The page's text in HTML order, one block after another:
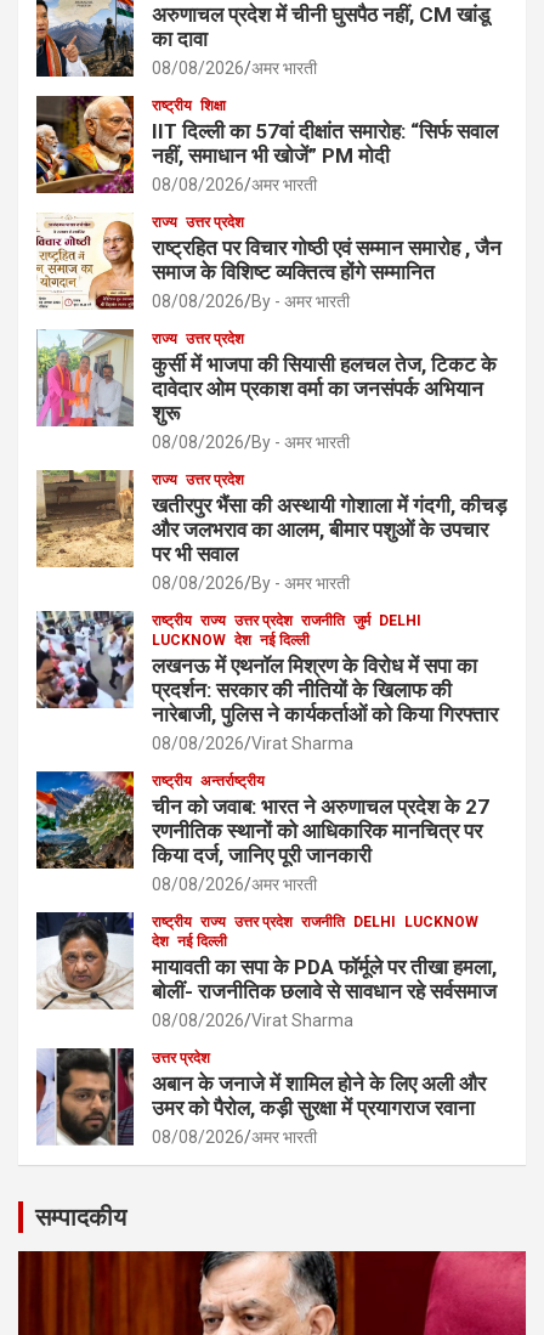
अरुणाचल प्रदेश में चीनी घुसपैठ नहीं, CM खांडू
का दावा
08/08/2026 अमर भारती
राष्ट्रीय शिक्षा
IIT दिल्ली का 57वां दीक्षांत समारोह: “सिर्फ सवाल
नहीं, समाधान भी खोजें” PM मोदी
08/08/2026 अमर भारती
राज्य उत्तर प्रदेश
राष्ट्रहित पर विचार गोष्ठी एवं सम्मान समारोह , जैन
समाज के विशिष्ट व्यक्तित्व होंगे सम्मानित
08/08/2026 By - अमर भारती
राज्य उत्तर प्रदेश
कुर्सी में भाजपा की सियासी हलचल तेज, टिकट के
दावेदार ओम प्रकाश वर्मा का जनसंपर्क अभियान
शुरू
08/08/2026 By - अमर भारती
राज्य उत्तर प्रदेश
खतीरपुर भैंसा की अस्थायी गोशाला में गंदगी, कीचड़
और जलभराव का आलम, बीमार पशुओं के उपचार
पर भी सवाल
08/08/2026 By - अमर भारती
राष्ट्रीय राज्य उत्तर प्रदेश राजनीति जुर्म DELHI
LUCKNOW देश नई दिल्ली
लखनऊ में एथनॉल मिश्रण के विरोध में सपा का
प्रदर्शन: सरकार की नीतियों के खिलाफ की
नारेबाजी, पुलिस ने कार्यकर्ताओं को किया गिरफ्तार
08/08/2026 Virat Sharma
राष्ट्रीय अन्तर्राष्ट्रीय
चीन को जवाब: भारत ने अरुणाचल प्रदेश के 27
रणनीतिक स्थानों को आधिकारिक मानचित्र पर
किया दर्ज, जानिए पूरी जानकारी
08/08/2026 अमर भारती
राष्ट्रीय राज्य उत्तर प्रदेश राजनीति DELHI
LUCKNOW
देश नई दिल्ली
मायावती का सपा के PDA फॉर्मूले पर तीखा हमला,
बोलीं- राजनीतिक छलावे से सावधान रहे सर्वसमाज
08/08/2026 Virat Sharma
उत्तर प्रदेश
अबान के जनाजे में शामिल होने के लिए अली और
उमर को पैरोल, कड़ी सुरक्षा में प्रयागराज रवाना
08/08/2026 अमर भारती
सम्पादकीय